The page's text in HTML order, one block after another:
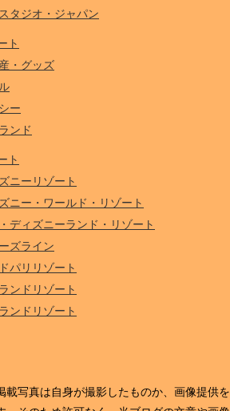
タジオ・ジャパン
ト
・グッズ
ー
ンド
ト
ニーリゾート
ニー・ワールド・リゾート
ディズニーランド・リゾート
ズライン
パリリゾート
ンドリゾート
ンドリゾート
載写真は自身が撮影したものか、画像提供を